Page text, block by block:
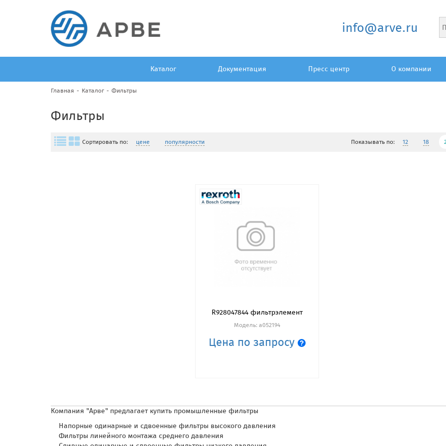
info@arve.ru
Каталог Документация Пресс центр О компании
Главная Каталог Фильтры
Фильтры
Сортировать по: цене популярности Показывать по: 12 18
R928047844 фильтрэлемент
Модель: a052194
Цена по запросу
Компания "Арве" предлагает купить промышленные фильтры
Напорные одинарные и сдвоенные фильтры высокого давления
Фильтры линейного монтажа среднего давления